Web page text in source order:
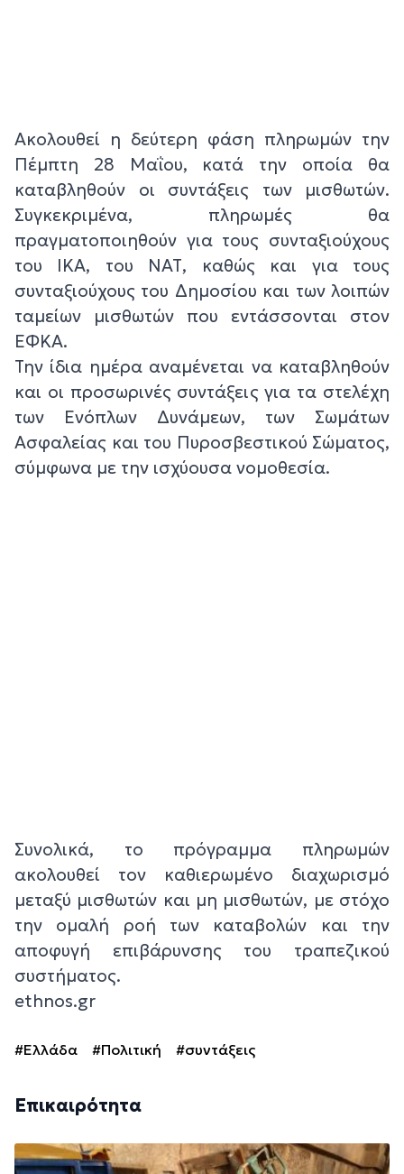
Ακολουθεί η δεύτερη φάση πληρωμών την
Πέμπτη 28 Μαΐου, κατά την οποία θα
καταβληθούν οι συντάξεις των μισθωτών.
Συγκεκριμένα, πληρωμές θα
πραγματοποιηθούν για τους συνταξιούχους
του ΙΚΑ, του ΝΑΤ, καθώς και για τους
συνταξιούχους του Δημοσίου και των λοιπών
ταμείων μισθωτών που εντάσσονται στον
ΕΦΚΑ.
Την ίδια ημέρα αναμένεται να καταβληθούν
και οι προσωρινές συντάξεις για τα στελέχη
των Ενόπλων Δυνάμεων, των Σωμάτων
Ασφαλείας και του Πυροσβεστικού Σώματος,
σύμφωνα με την ισχύουσα νομοθεσία.
Συνολικά, το πρόγραμμα πληρωμών
ακολουθεί τον καθιερωμένο διαχωρισμό
μεταξύ μισθωτών και μη μισθωτών, με στόχο
την ομαλή ροή των καταβολών και την
αποφυγή επιβάρυνσης του τραπεζικού
συστήματος.
ethnos.gr
#Ελλάδα #Πολιτική #συντάξεις
Επικαιρότητα